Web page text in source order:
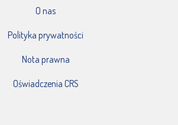
O nas
Polityka prywatności
Nota prawna
Oświadczenia CRS